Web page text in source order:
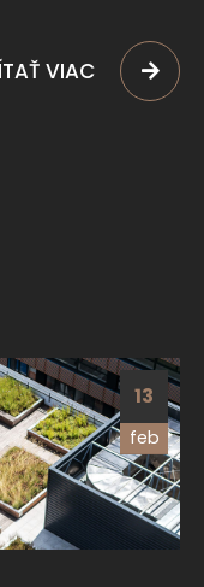
VIAC
13
feb